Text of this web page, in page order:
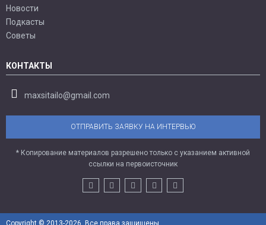
Новости
Подкасты
Советы
КОНТАКТЫ
maxsitailo@gmail.com
ОТПРАВИТЬ ЗАЯВКУ НА ИНТЕРВЬЮ
* Копирование материалов разрешено только с указанием активной
ссылки на первоисточник
Copyright © 2013-2026. Все права защищены.